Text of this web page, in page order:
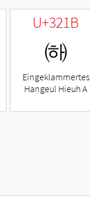
U+321B
㈛
Eingeklammertes
Hangeul Hieuh A